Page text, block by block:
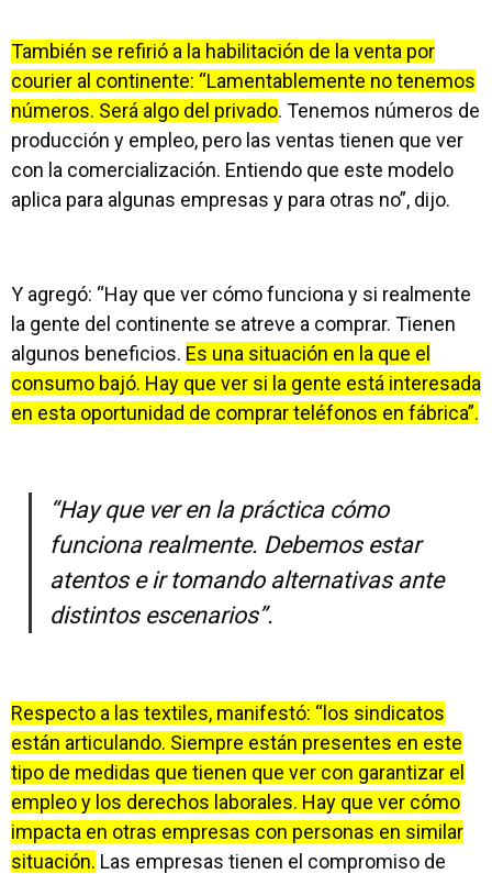
También se refirió a la habilitación de la venta por
courier al continente: “Lamentablemente no tenemos
números. Será algo del privado. Tenemos números de
producción y empleo, pero las ventas tienen que ver
con la comercialización. Entiendo que este modelo
aplica para algunas empresas y para otras no”, dijo.
Y agregó: “Hay que ver cómo funciona y si realmente
la gente del continente se atreve a comprar. Tienen
algunos beneficios. Es una situación en la que el
consumo bajó. Hay que ver si la gente está interesada
en esta oportunidad de comprar teléfonos en fábrica”.
“Hay que ver en la práctica cómo
funciona realmente. Debemos estar
atentos e ir tomando alternativas ante
distintos escenarios”.
Respecto a las textiles, manifestó: “los sindicatos
están articulando. Siempre están presentes en este
tipo de medidas que tienen que ver con garantizar el
empleo y los derechos laborales. Hay que ver cómo
impacta en otras empresas con personas en similar
situación. Las empresas tienen el compromiso de